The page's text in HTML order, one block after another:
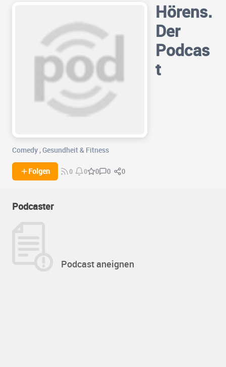
Hörens.
Der
Podcas
t
Comedy ,Gesundheit & Fitness
Folgen 0 0 0 0 0
Podcaster
Podcast aneignen